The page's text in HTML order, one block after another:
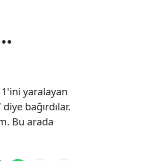
yaralayan
bağırdılar.
Bu arada